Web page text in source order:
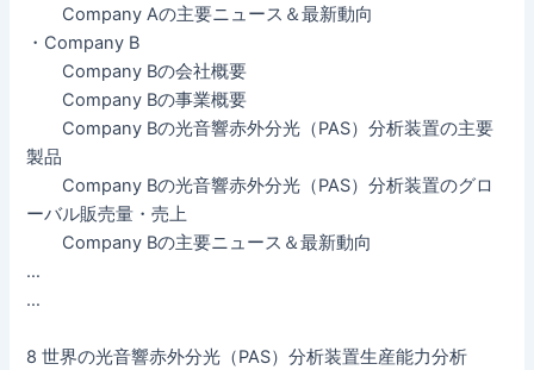
Company Aの主要ニュース＆最新動向
・Company B
Company Bの会社概要
Company Bの事業概要
Company Bの光音響赤外分光（PAS）分析装置の主要
製品
Company Bの光音響赤外分光（PAS）分析装置のグロ
ーバル販売量・売上
Company Bの主要ニュース＆最新動向
…
…
8 世界の光音響赤外分光（PAS）分析装置生産能力分析